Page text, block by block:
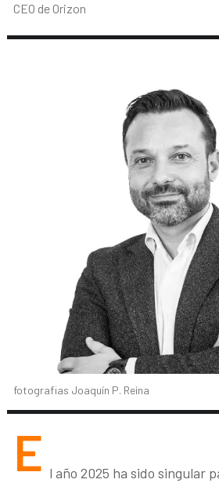
CEO de Orizon
fotografias Joaquín P. Reina
E l año 2025 ha sido singular